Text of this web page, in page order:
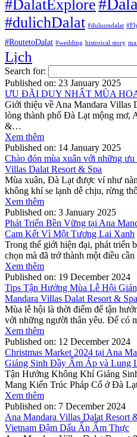
#DalatExplore
#dulichDalat #duluondalat
#RoutetoDalat #wedding historical story
Lịch
Search for:
Published on: 23 January 2025
ƯU ĐÃI DUY NHẤT MÙA
Giới thiệu về Ana Mandara Villas
lòng thành phố Đà Lạt mộng mơ,
&…
Xem thêm
Published on: 14 January 2025
Chào đón mùa xuân với những
Villas Dalat Resort & Spa
Mùa xuân, Đà Lạt được ví như
không khí se lạnh dễ chịu, rừng
Xem thêm
Published on: 3 January 2025
Phát Triển Bền Vững tại Ana
Cam Kết Vì Một Tương Lai Xanh
Trong thế giới hiện đại, phát triển
chọn mà đã trở thành một điều
Xem thêm
Published on: 19 December 2024
Tips Tận Hưởng Mùa Lễ Hội
Mandara Villas Dalat Resort & Spa
Mùa lễ hội là thời điểm để tận
với những người thân yêu. Để có
Xem thêm
Published on: 12 December 2024
Christmas Market 2024 tại Ana
Giáng Sinh Đầy Ấm Áp và Lung
Tận Hưởng Không Khí Giáng
Mang Kiến Trúc Pháp Cổ ở Đà
Xem thêm
Published on: 7 December 2024
Ana Mandara Villas Dalat Resort
Vietnam Đậm Dấu Ấn Ẩm Thực